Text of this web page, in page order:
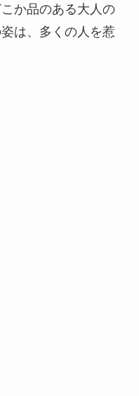
か品のある大人の
は、多くの人を惹